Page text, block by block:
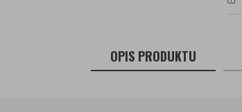
OPIS PRODUKTU